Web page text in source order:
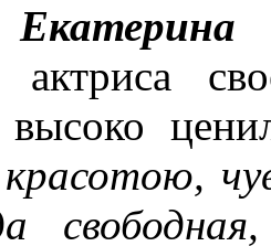
актриса
высоко